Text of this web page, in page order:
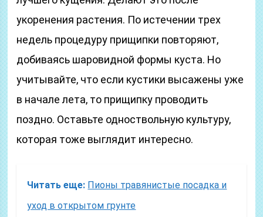
укоренения растения. По истечении трех
недель процедуру прищипки повторяют,
добиваясь шаровидной формы куста. Но
учитывайте, что если кустики высажены уже
в начале лета, то прищипку проводить
поздно. Оставьте одноствольную культуру,
которая тоже выглядит интересно.
Читать еще: Пионы травянистые посадка и
уход в открытом грунте